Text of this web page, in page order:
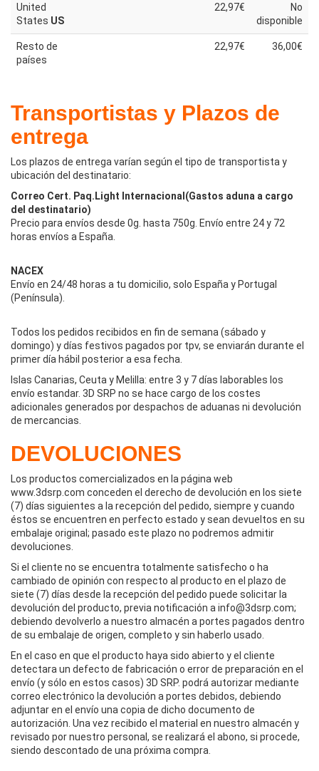
United
States US
22,97€
No
disponible
Resto de
países
22,97€ 36,00€
Transportistas y Plazos de
entrega
Los plazos de entrega varían según el tipo de transportista y
ubicación del destinatario:
Correo Cert. Paq.Light Internacional(Gastos aduna a cargo
del destinatario)
Precio para envíos desde 0g. hasta 750g. Envío entre 24 y 72
horas envíos a España.
NACEX
Envío en 24/48 horas a tu domicilio, solo España y Portugal
(Península).
Todos los pedidos recibidos en fin de semana (sábado y
domingo) y días festivos pagados por tpv, se enviarán durante el
primer día hábil posterior a esa fecha.
Islas Canarias, Ceuta y Melilla: entre 3 y 7 días laborables los
envío estandar. 3D SRP no se hace cargo de los costes
adicionales generados por despachos de aduanas ni devolución
de mercancias.
DEVOLUCIONES
Los productos comercializados en la página web
www.3dsrp.com conceden el derecho de devolución en los siete
(7) días siguientes a la recepción del pedido, siempre y cuando
éstos se encuentren en perfecto estado y sean devueltos en su
embalaje original; pasado este plazo no podremos admitir
devoluciones.
Si el cliente no se encuentra totalmente satisfecho o ha
cambiado de opinión con respecto al producto en el plazo de
siete (7) días desde la recepción del pedido puede solicitar la
devolución del producto, previa notificación a info@3dsrp.com;
debiendo devolverlo a nuestro almacén a portes pagados dentro
de su embalaje de origen, completo y sin haberlo usado.
En el caso en que el producto haya sido abierto y el cliente
detectara un defecto de fabricación o error de preparación en el
envío (y sólo en estos casos) 3D SRP. podrá autorizar mediante
correo electrónico la devolución a portes debidos, debiendo
adjuntar en el envío una copia de dicho documento de
autorización. Una vez recibido el material en nuestro almacén y
revisado por nuestro personal, se realizará el abono, si procede,
siendo descontado de una próxima compra.